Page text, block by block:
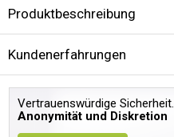
Produktbeschreibung
Kundenerfahrungen
Vertrauenswürdige Sicherheit.
Anonymität und Diskretion